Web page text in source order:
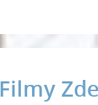
Filmy